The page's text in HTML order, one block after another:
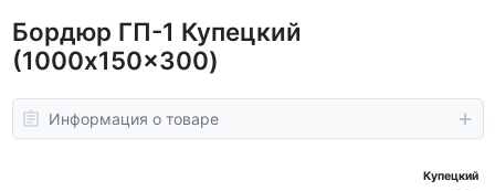
Бордюр ГП-1 Купецкий
(1000x150x300)
Информация о товаре
Купецкий